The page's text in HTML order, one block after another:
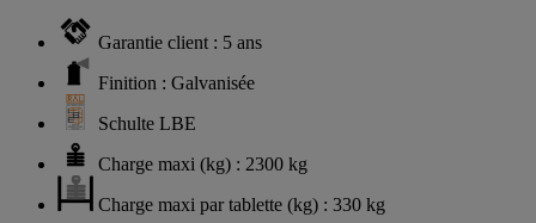
Garantie client : 5 ans
Finition : Galvanisée
Schulte LBE
Charge maxi (kg) : 2300 kg
Charge maxi par tablette (kg) : 330 kg